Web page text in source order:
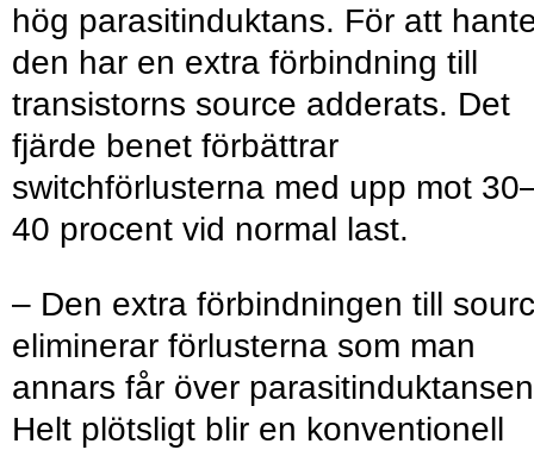
hög parasitinduktans. För att
den har en extra förbindning till
transistorns source adderats. Det
fjärde benet förbättrar
switchförlusterna med upp mot
40 procent vid normal last.
– Den extra förbindningen till
eliminerar förlusterna som man
annars får över
Helt plötsligt blir en konventionell